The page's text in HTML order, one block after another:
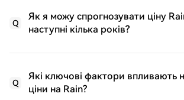
Q
Як я можу спрогнозувати ціну
наступні кілька років?
Q
Які ключові фактори впливають
ціни на Rain?